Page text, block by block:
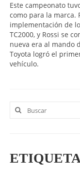
Este campeonato
como para la marca.
implementación de
TC2000, y Rossi se
nueva era al mando
Toyota logró el
vehículo.
Buscar
por: